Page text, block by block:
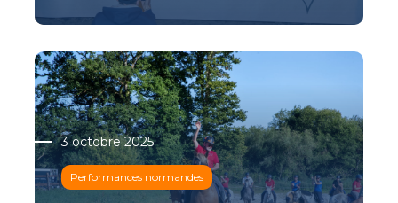
3 octobre 2025
Performances normandes